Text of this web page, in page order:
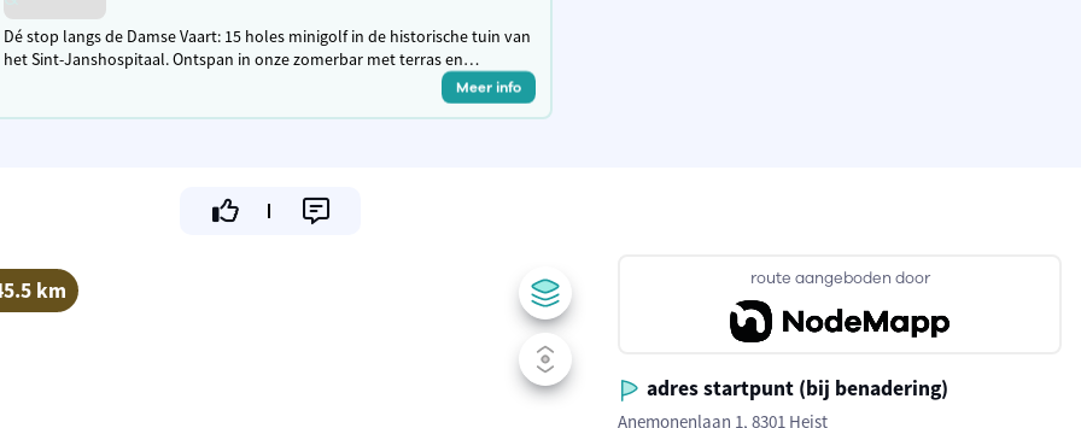
Dé stop langs de Damse Vaart: 15 holes minigolf in de historische tuin van
het Sint-Janshospitaal. Ontspan in onze zomerbar met terras en
Meer info
km route aangeboden door
adres startpunt (bij benadering)
Anemonenlaan 1, 8301 Heist